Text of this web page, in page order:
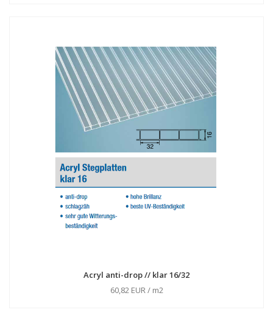
Acryl anti-drop // klar 16/32
60,82 EUR / m2